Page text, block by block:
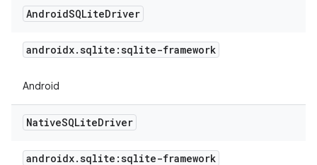
AndroidSQLiteDriver
androidx.sqlite:sqlite-framework
Android
NativeSQLiteDriver
androidx.sqlite:sqlite-framework